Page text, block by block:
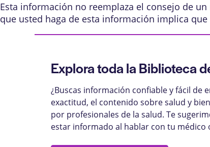
Esta información no reemplaza el consejo de
que usted haga de esta información implica
Explora toda la Biblioteca
¿Buscas información confiable y fácil de
exactitud, el contenido sobre salud y
por profesionales de la salud. Te
estar informado al hablar con tu médico